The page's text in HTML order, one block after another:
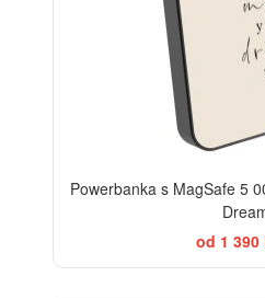
Powerbanka s MagSafe 5
od 1 390